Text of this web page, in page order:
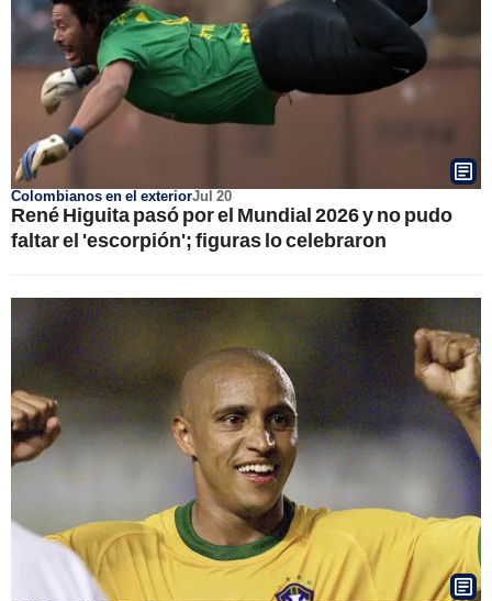
Colombianos en el exteriorJul 20
René Higuita pasó por el Mundial 2026 y no pudo
faltar el 'escorpión'; figuras lo celebraron